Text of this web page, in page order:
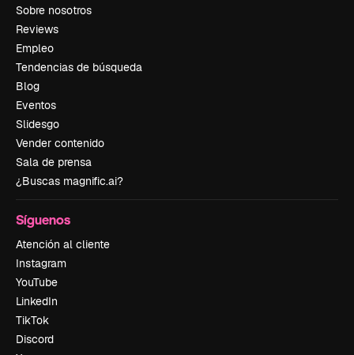
Sobre nosotros
Reviews
Empleo
Tendencias de búsqueda
Blog
Eventos
Slidesgo
Vender contenido
Sala de prensa
¿Buscas magnific.ai?
Síguenos
Atención al cliente
Instagram
YouTube
LinkedIn
TikTok
Discord